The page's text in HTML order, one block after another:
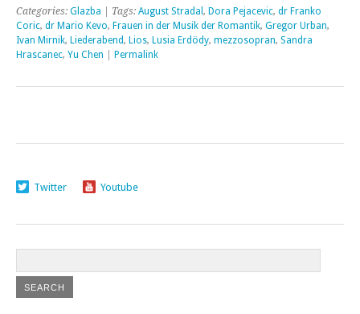
Categories: Glazba | Tags: August Stradal , Dora Pejacevic, dr Franko
Coric, dr Mario Kevo, Frauen in der Musik der Romantik, Gregor Urban,
Ivan Mirnik, Liederabend, Lios, Lusia Erdödy, mezzosopran, Sandra
Hrascanec, Yu Chen Permalink
Twitter Youtube